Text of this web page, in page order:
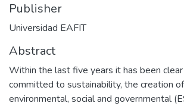
Publisher
Universidad EAFIT
Abstract
Within the last five years it has been
committed to sustainability, the creation
environmental, social and governmental